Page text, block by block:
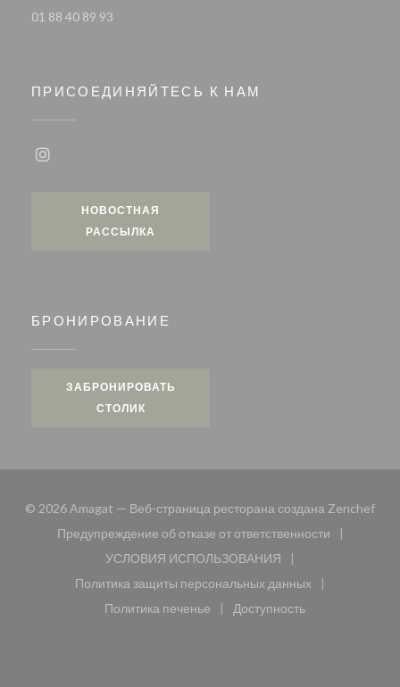
01 88 40 89 93
ПРИСОЕДИНЯЙТЕСЬ К НАМ
НОВОСТНАЯ
РАССЫЛКА
БРОНИРОВАНИЕ
ЗАБРОНИРОВАТЬ
СТОЛИК
© 2026 Amagat — Веб-страница ресторана создана Zenchef
Предупреждение об отказе от ответственности
((открывается в новом окне))
УСЛОВИЯ ИСПОЛЬЗОВАНИЯ
((открывается в новом окне))
Политика защиты персональных данных
((открывается в новом окне))
Политика печенье
((открывается в новом окне))
Доступность